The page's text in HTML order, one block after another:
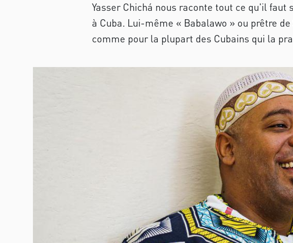
Yasser Chichá nous raconte tout ce qu'il
à Cuba. Lui-même « Babalawo » ou prêtre
comme pour la plupart des Cubains qui la